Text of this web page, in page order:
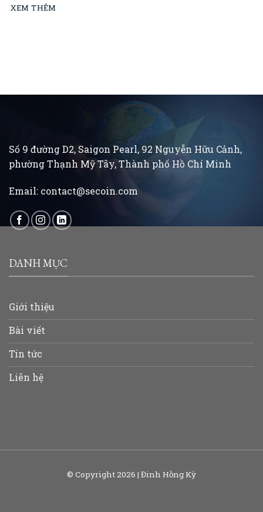
XEM THÊM
Số 9 đường D2, Saigon Pearl, 92 Nguyễn Hữu Cảnh,
phường Thạnh Mỹ Tây, Thành phố Hồ Chí Minh
Email: contact@secoin.com
DANH MỤC
Giới thiệu
Bài viết
Tin tức
Liên hệ
© Copyright 2026 | Đinh Hồng Kỳ